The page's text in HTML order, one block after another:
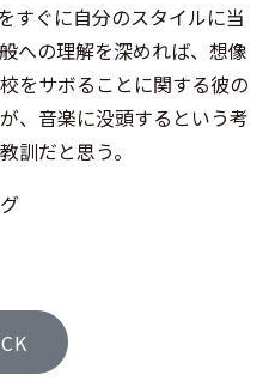
すぐに自分のスタイルに当
への理解を深めれば、想像
をサボることに関する彼の
、音楽に没頭するという考
訓だと思う。